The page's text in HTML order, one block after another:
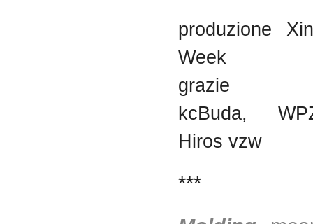
produzione
Week
kcBuda,
Hiros vzw
***